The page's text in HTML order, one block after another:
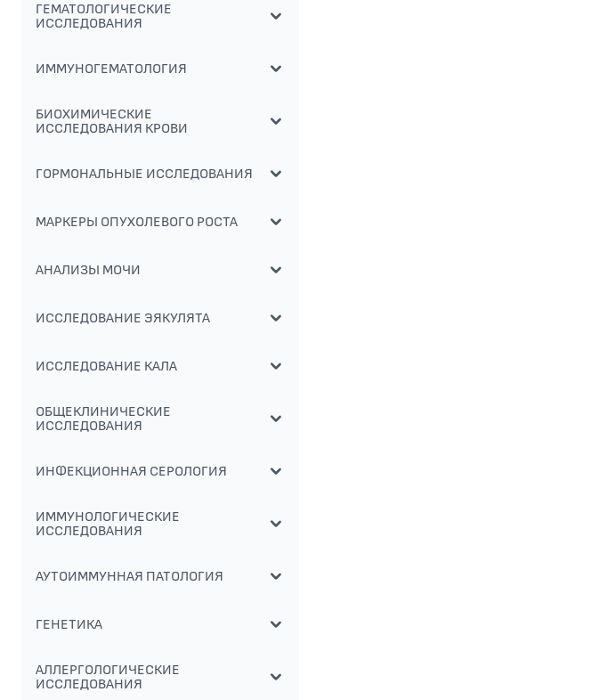
ГЕМАТОЛОГИЧЕСКИЕ
ИССЛЕДОВАНИЯ
ИММУНОГЕМАТОЛОГИЯ
БИОХИМИЧЕСКИЕ
ИССЛЕДОВАНИЯ КРОВИ
ГОРМОНАЛЬНЫЕ ИССЛЕДОВАНИЯ
МАРКЕРЫ ОПУХОЛЕВОГО РОСТА
АНАЛИЗЫ МОЧИ
ИССЛЕДОВАНИЕ ЭЯКУЛЯТА
ИССЛЕДОВАНИЕ КАЛА
ОБЩЕКЛИНИЧЕСКИЕ
ИССЛЕДОВАНИЯ
ИНФЕКЦИОННАЯ СЕРОЛОГИЯ
ИММУНОЛОГИЧЕСКИЕ
ИССЛЕДОВАНИЯ
АУТОИММУННАЯ ПАТОЛОГИЯ
ГЕНЕТИКА
АЛЛЕРГОЛОГИЧЕСКИЕ
ИССЛЕДОВАНИЯ